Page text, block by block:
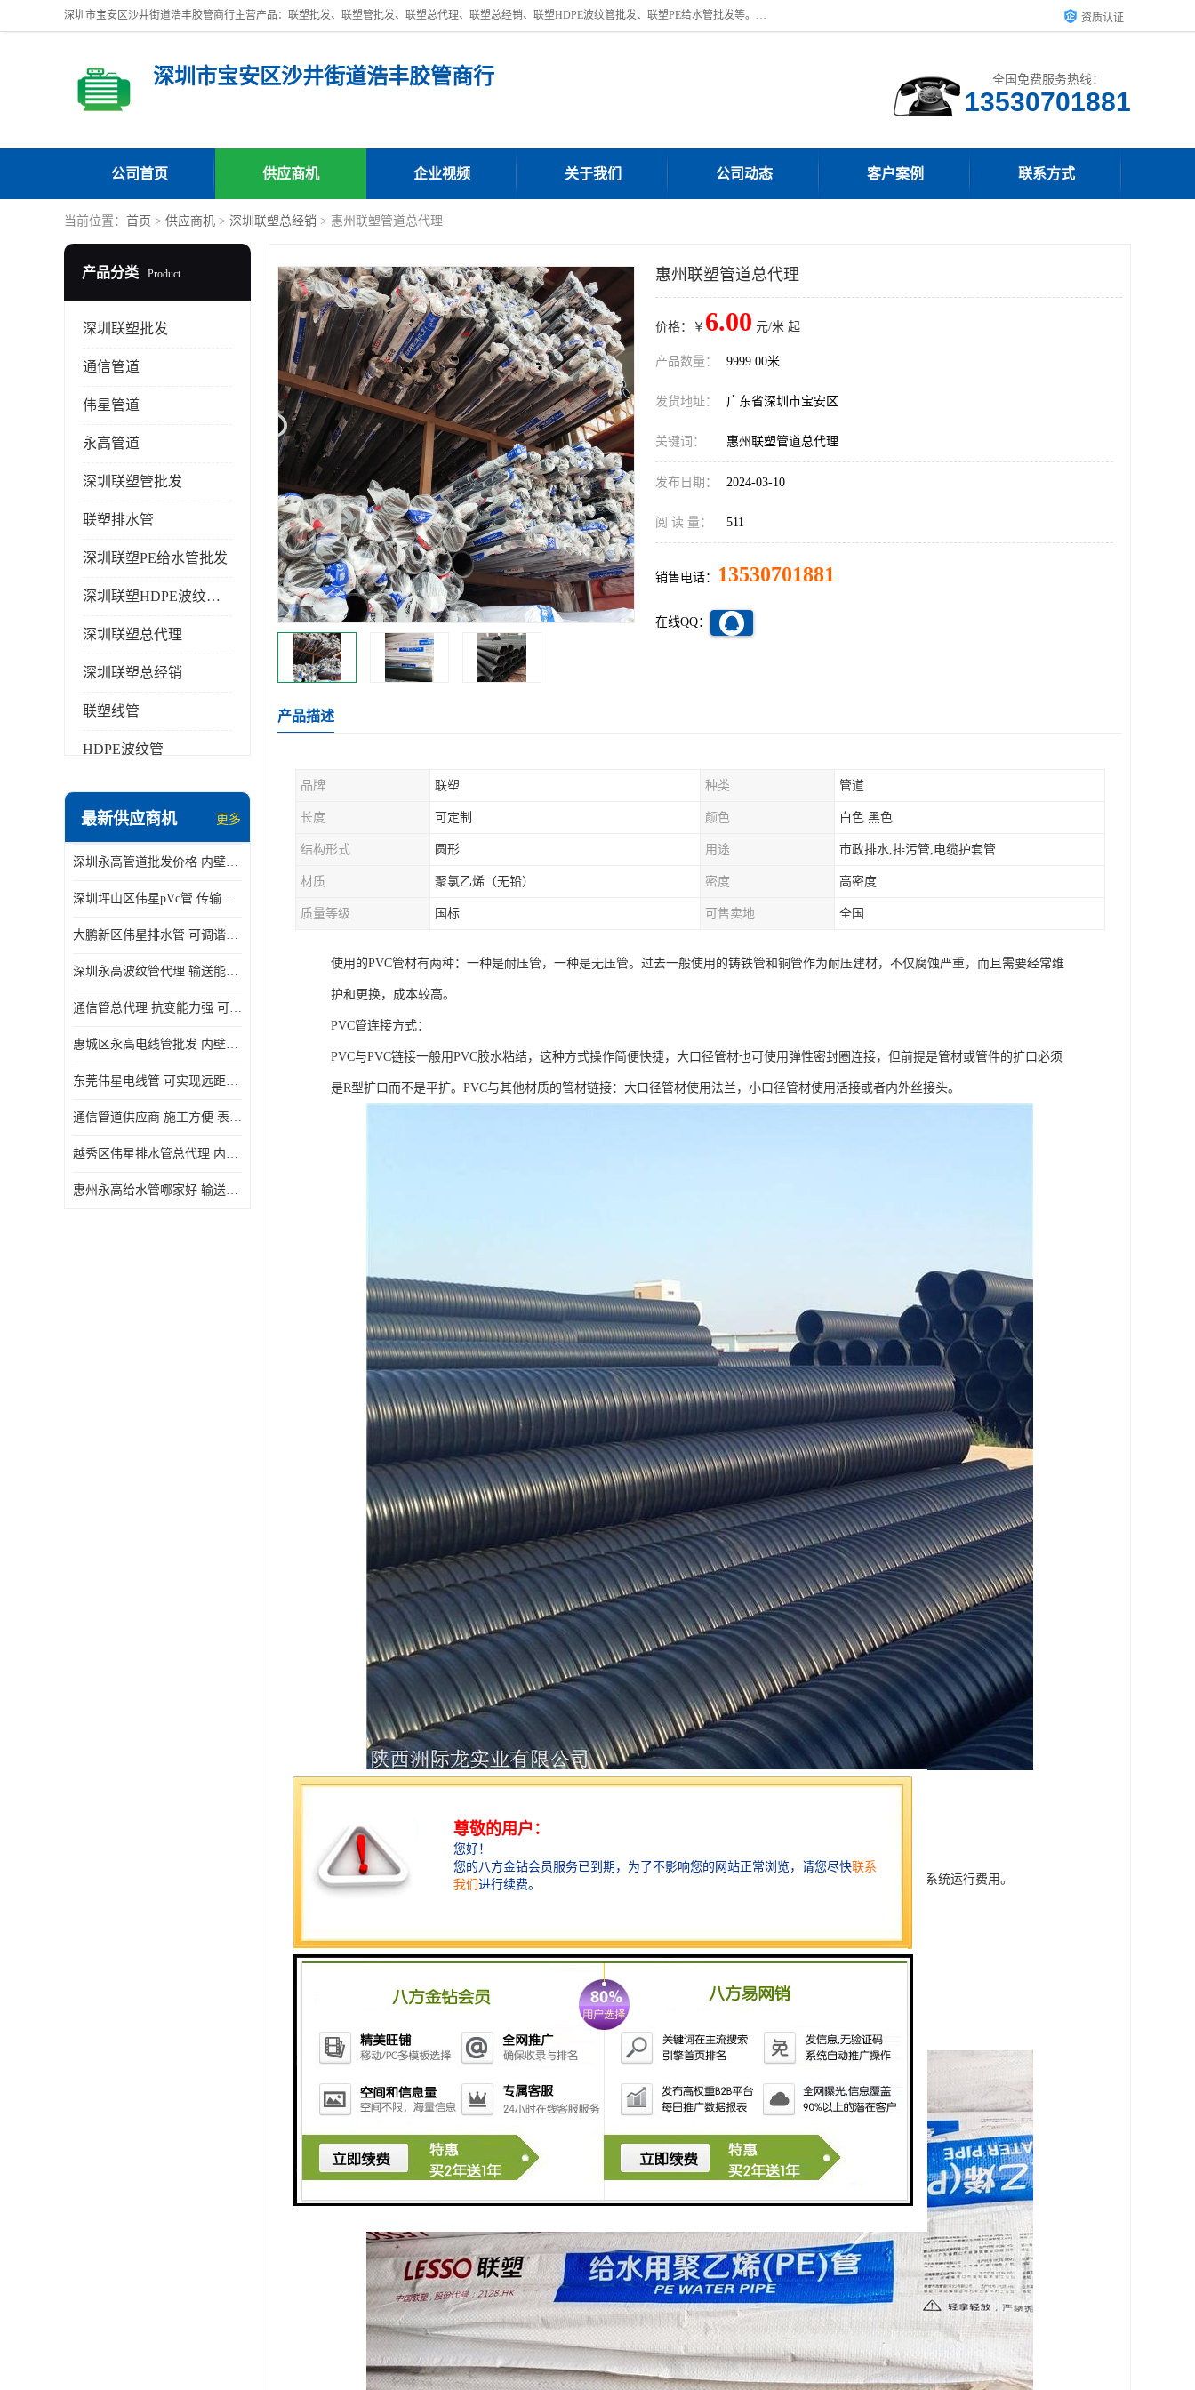
深圳市宝安区沙井街道浩丰胶管商行主营产品：联塑批发、联塑管批发、联塑总代理、联塑总经销、联塑HDPE波纹管批发、联塑PE给水管批发等。凭借服务以及多年的勤奋拼搏，发展成为一家销售各种管材管件，绝缘电工套管及配件等系列产品的贸易公司。公司秉承“顾客至上，锐意进取”的经营理念，坚持“客户至上”原则为广大客户提供的服务。欢迎惠顾！ 资质认证
深圳市宝安区沙井街道浩丰胶管商行 全国免费服务热线：
公司首页 供应商机 企业视频 关于我们 公司动态 客户案例 联系方式
当前位置： 首页 > 供应商机 > 深圳联塑总经销 > 惠州联塑管道总代理
产品分类 Product
深圳联塑批发
通信管道
伟星管道
永高管道
深圳联塑管批发
联塑排水管
深圳联塑PE给水管批发
深圳联塑HDPE波纹管批发
深圳联塑总代理
深圳联塑总经销
联塑线管
HDPE波纹管
最新供应商机 更多
深圳永高管道批发价格 内壁光滑 抗震性能好
深圳坪山区伟星pVc管 传输损耗小 频率稳定性好
大鹏新区伟星排水管 可调谐性好 大功率 效率高
深圳永高波纹管代理 输送能力强 可以承受高温
通信管总代理 抗变能力强 可耐强震 扭曲
惠城区永高电线管批发 内壁光滑 抗震性能好
东莞伟星电线管 可实现远距离通信 频率稳定性好
通信管道供应商 施工方便 表面电阻系数大
越秀区伟星排水管总代理 内部表面光滑 大功率 效率高
惠州永高给水管哪家好 输送能力强 方便施工和运输
惠州联塑管道总代理
价格：￥ 6.00 元/米 起
产品数量： 9999.00米
发货地址： 广东省深圳市宝安区
关键词： 惠州联塑管道总代理
发布日期： 2024-03-10
阅 读 量： 511
销售电话： 13530701881
在线QQ：
产品描述
品牌 联塑 种类 管道
长度 可定制 颜色 白色 黑色
结构形式 圆形 用途 市政排水,排污管,电缆护套管
材质 聚氯乙烯（无铅） 密度 高密度
质量等级 国标 可售卖地 全国
使用的PVC管材有两种：一种是耐压管，一种是无压管。过去一般使用的铸铁管和铜管作为耐压建材，不仅腐蚀严重，而且需要经常维
护和更换，成本较高。
PVC管连接方式：
PVC与PVC链接一般用PVC胶水粘结，这种方式操作简便快捷，大口径管材也可使用弹性密封圈连接，但前提是管材或管件的扩口必须
是R型扩口而不是平扩。PVC与其他材质的管材链接：大口径管材使用法兰，小口径管材使用活接或者内外丝接头。
1、质轻，搬运装卸便利：密度较小，搬运、装卸、施工方便。
2、流体阻力小：管材内壁光滑，其粗糙系数仅为0.009，流体阻力小，有效地改善了管网的水力条件，减少了系统运行费用。
4、机械强度大：管材具有良好的耐压性能，抗冲击性能和抗拉伸强度性能。
6、不影响水质：由溶解试验证实不影响水质，适宜大面积推广应用。
7、造价低廉：价格低，而且运输、施工方便，使用寿命长，因此总体造价低廉。